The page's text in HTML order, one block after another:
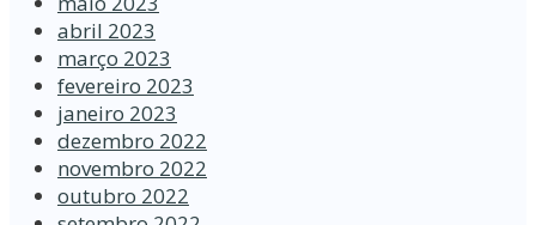
abril 2023
março 2023
fevereiro 2023
janeiro 2023
dezembro 2022
novembro 2022
outubro 2022